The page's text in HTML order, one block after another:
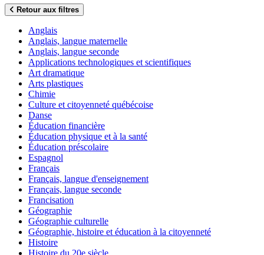
Retour aux filtres
Anglais
Anglais, langue maternelle
Anglais, langue seconde
Applications technologiques et scientifiques
Art dramatique
Arts plastiques
Chimie
Culture et citoyenneté québécoise
Danse
Éducation financière
Éducation physique et à la santé
Éducation préscolaire
Espagnol
Français
Français, langue d'enseignement
Français, langue seconde
Francisation
Géographie
Géographie culturelle
Géographie, histoire et éducation à la citoyenneté
Histoire
Histoire du 20e siècle